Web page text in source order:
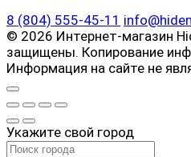
8 (804) 555-45-11
© 2026 Интернет-магазин
защищены. Копирование
Информация на сайте не
Укажите свой город